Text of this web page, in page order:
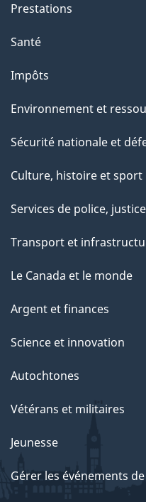
Prestations
Santé
Impôts
Environnement et
Sécurité nationale et
Culture, histoire et sport
Services de police,
Transport et
Le Canada et le monde
Argent et finances
Science et innovation
Autochtones
Vétérans et militaires
Jeunesse
Gérer les événements